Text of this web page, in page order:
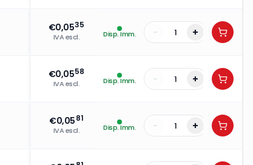
€0,0535
IVA escl.
Disp. Imm. - +
€0,0558
IVA escl.
Disp. Imm. - +
€0,0581
IVA escl.
Disp. Imm. - +